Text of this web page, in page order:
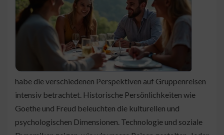
habe die verschiedenen Perspektiven auf Gruppenreisen
intensiv betrachtet. Historische Persönlichkeiten wie
Goethe und Freud beleuchten die kulturellen und
psychologischen Dimensionen. Technologie und soziale